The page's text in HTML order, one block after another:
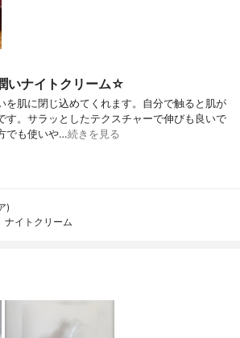
いナイトクリーム☆
を肌に閉じ込めてくれます。自分で触ると肌が
す。サラッとしたテクスチャーで伸びも良いで
でも使いや…続きを見る
)
ナイトクリーム